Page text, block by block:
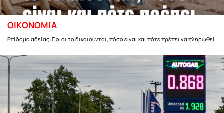
ΟΙΚΟΝΟΜΙΑ
Επίδομα αδείας: Ποιοι το δικαιούνται, πόσο είναι και πότε πρέπει να πληρωθεί